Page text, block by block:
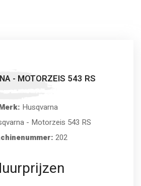
- MOTORZEIS 543 RS
Husqvarna
- Motorzeis 543 RS
202